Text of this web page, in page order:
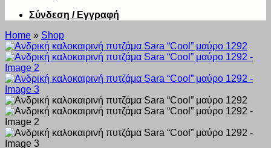
Σύνδεση / Εγγραφή
Home » Shop